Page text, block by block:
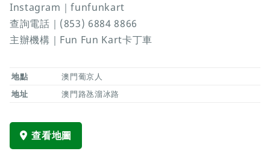
Instagram｜funfunkart
查詢電話｜(853) 6884 8866
主辦機構｜Fun Fun Kart卡丁車
地點
澳門葡京人
地址
澳門路氹溜冰路
查看地圖